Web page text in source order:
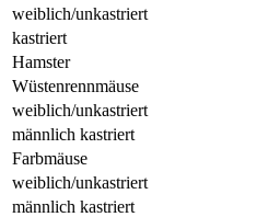
weiblich/unkastriert
kastriert
Hamster
Wüstenrennmäuse
weiblich/unkastriert
männlich kastriert
Farbmäuse
weiblich/unkastriert
männlich kastriert